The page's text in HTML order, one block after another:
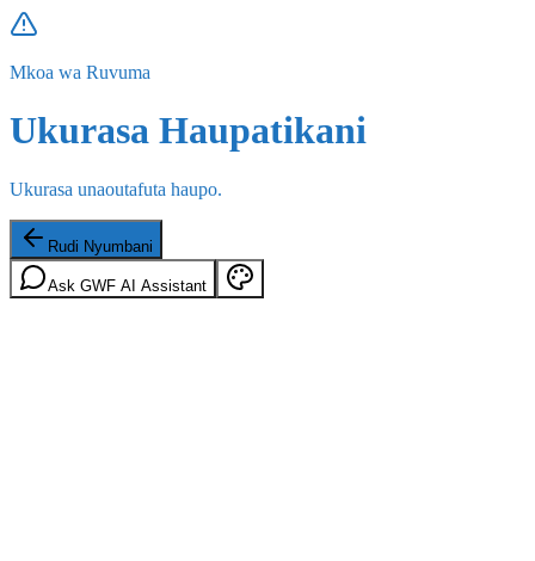
Mkoa wa Ruvuma
Ukurasa Haupatikani
Ukurasa unaoutafuta haupo.
Rudi Nyumbani
Ask GWF AI Assistant